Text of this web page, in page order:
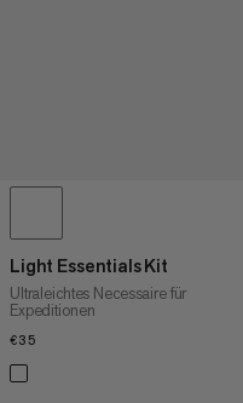
Light Essentials Kit
Ultraleichtes Necessaire für
Expeditionen
€35